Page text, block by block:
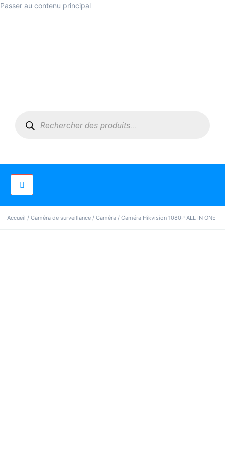
Passer au contenu principal
Accueil / Caméra de surveillance / Caméra / Caméra Hikvision 1080P ALL IN ONE